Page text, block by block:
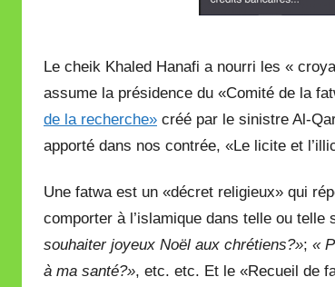
Le cheik Khaled Hanafi a nourri les «
assume la présidence du «Comité de la
de la recherche» créé par le sinistre Al-
apporté dans nos contrée, «Le licite et
Une fatwa est un «décret religieux» qui
comporter à l’islamique dans telle ou telle
souhaiter joyeux Noël aux chrétiens?»; «
à ma santé?», etc. etc. Et le «Recueil de